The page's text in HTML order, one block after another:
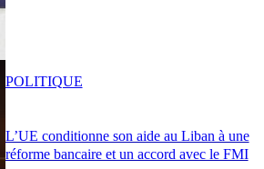
L’UE conditionne son aide au Liban à une
réforme bancaire et un accord avec le FMI
POLITIQUE